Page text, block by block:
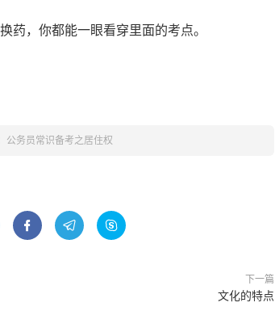
药，你都能一眼看穿里面的考点。
公务员常识备考之居住权
  
下一篇
文化的特点